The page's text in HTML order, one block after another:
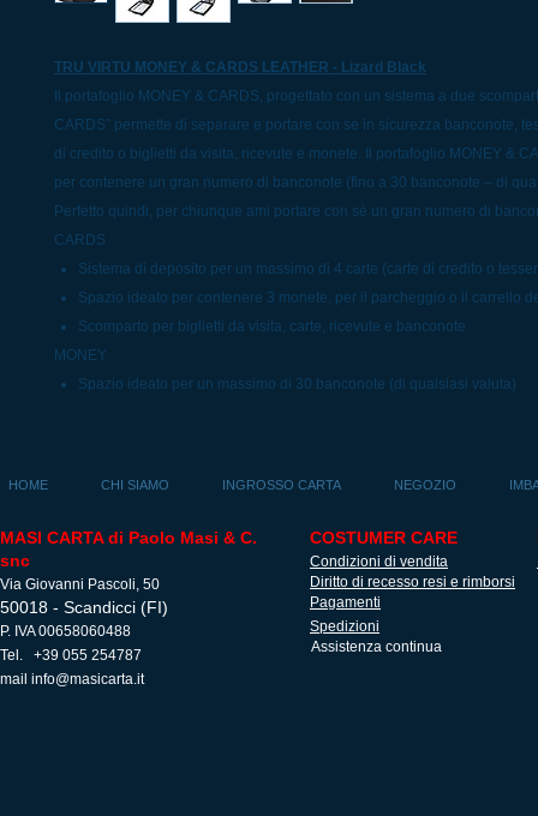
TRU VIRTU MONEY & CARDS LEATHER - Lizard Black
Il portafoglio MONEY & CARDS, progettato con un sistema a due
CARDS” permette di separare e portare con se in sicurezza banconote,
di credito o biglietti da visita, ricevute e monete. Il portafoglio MONEY &
per contenere un gran numero di banconote (fino a 30 banconote – di
Perfetto quindi, per chiunque ami portare con sè un gran numero di
CARDS
Sistema di deposito per un massimo di 4 carte (carte di credito o
Spazio ideato per contenere 3 monete, per il parcheggio o il carrello
Scomparto per biglietti da visita, carte, ricevute e banconote
MONEY
Spazio ideato per un massimo di 30 banconote (di qualsiasi valuta)
HOME CHI SIAMO INGROSSO CARTA NEGOZIO
MASI CARTA di Paolo Masi & C.
snc
Via Giovanni Pascoli, 50
50018 - Scandicci (FI)
P. IVA 00658060488
Tel. +39 055 254787
mail info@masicarta.it
COSTUMER CARE
Condizioni di vendita
Diritto di recesso resi e rimborsi
Pagamenti
Spedizioni
Assistenza continua